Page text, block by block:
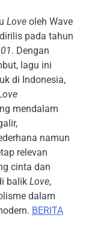
Love oleh Wave
pada tahun
. Dengan
lagu ini
di Indonesia,
mendalam
namun
relevan
cinta dan
balik Love,
dalam
BERITA